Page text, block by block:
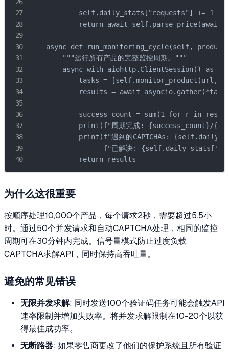
            self.daily_stats["requests"] += 1
return await self.parse_price(await
async def run_monitoring_cycle(self,
        """运行所有产品的完整监控周期。"""
async with aiohttp.ClientSession() as
tasks = [self.monitor_product(url,
results = await
success_count = sum(1 for r in
print(f"周期完成: {success_count}/
print(f"遇到的CAPTCHAs:
f"已解决:
            return results
为什么这很重要
按顺序处理10,000个产品，每个请求2秒，需要超过5.5小
时。通过50个并发请求和自动CAPTCHA处理，相同的监控
周期可在30分钟内完成。信号量模式防止过度负载
CAPTCHA求解API，同时保持高吞吐量。
避免的常见错误
无限并发求解: 同时发送100个验证码任务可能会触发API
速率限制并增加失败率。将并发求解限制在10-20个以获
得最佳成功率。
无断路器: 如果零售商更改了他们的保护系统且所有验证